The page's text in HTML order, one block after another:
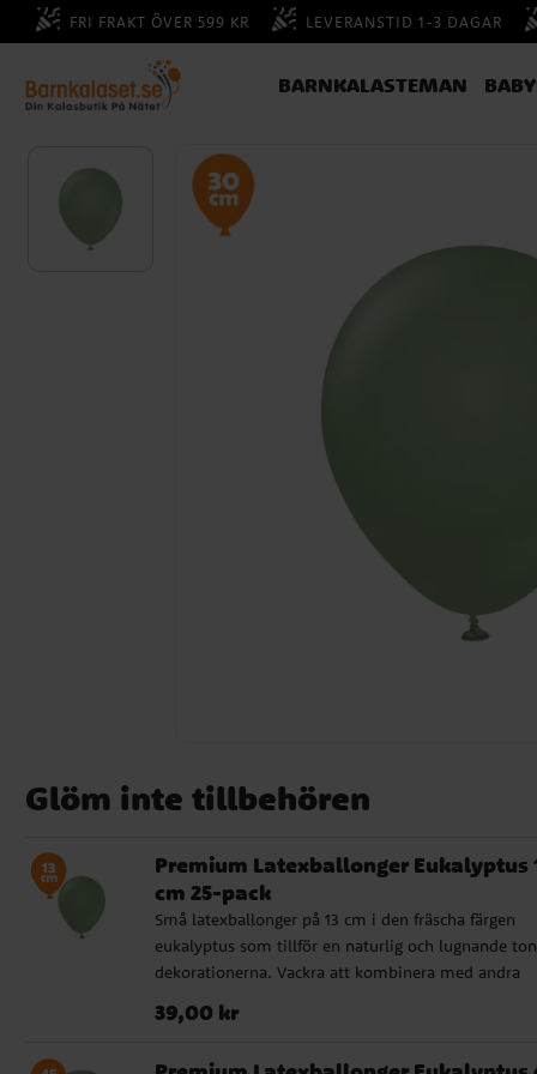
FRI FRAKT ÖVER 599 KR LEVERANSTID 1-3 DAGAR
BARNKALASTEMAN
Glöm inte tillbehören
Premium Latexballonger Eukalyptus
cm 25-pack
Små latexballonger på 13 cm i den fräscha färgen
eukalyptus som tillför en naturlig och lugnande
dekorationerna. Vackra att kombinera med andra
Dessa premium latexballonger är tillverkade av
Pris :39,00 kr
39,00 kr